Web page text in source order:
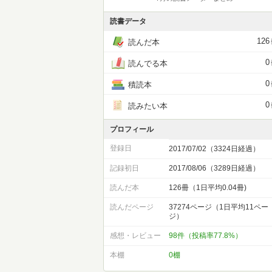
読書データ
読んだ本 126
読んでる本 0
積読本 0
読みたい本 0
プロフィール
登録日 2017/07/02（3324日経過）
記録初日 2017/08/06（3289日経過）
読んだ本 126冊（1日平均0.04冊)
読んだページ
37274ページ（1日平均11ペー
ジ）
感想・レビュー 98件（投稿率77.8%）
本棚 0棚